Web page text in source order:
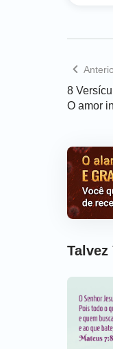
pelo
Porque
Temas
10
8
O amor
Talvez